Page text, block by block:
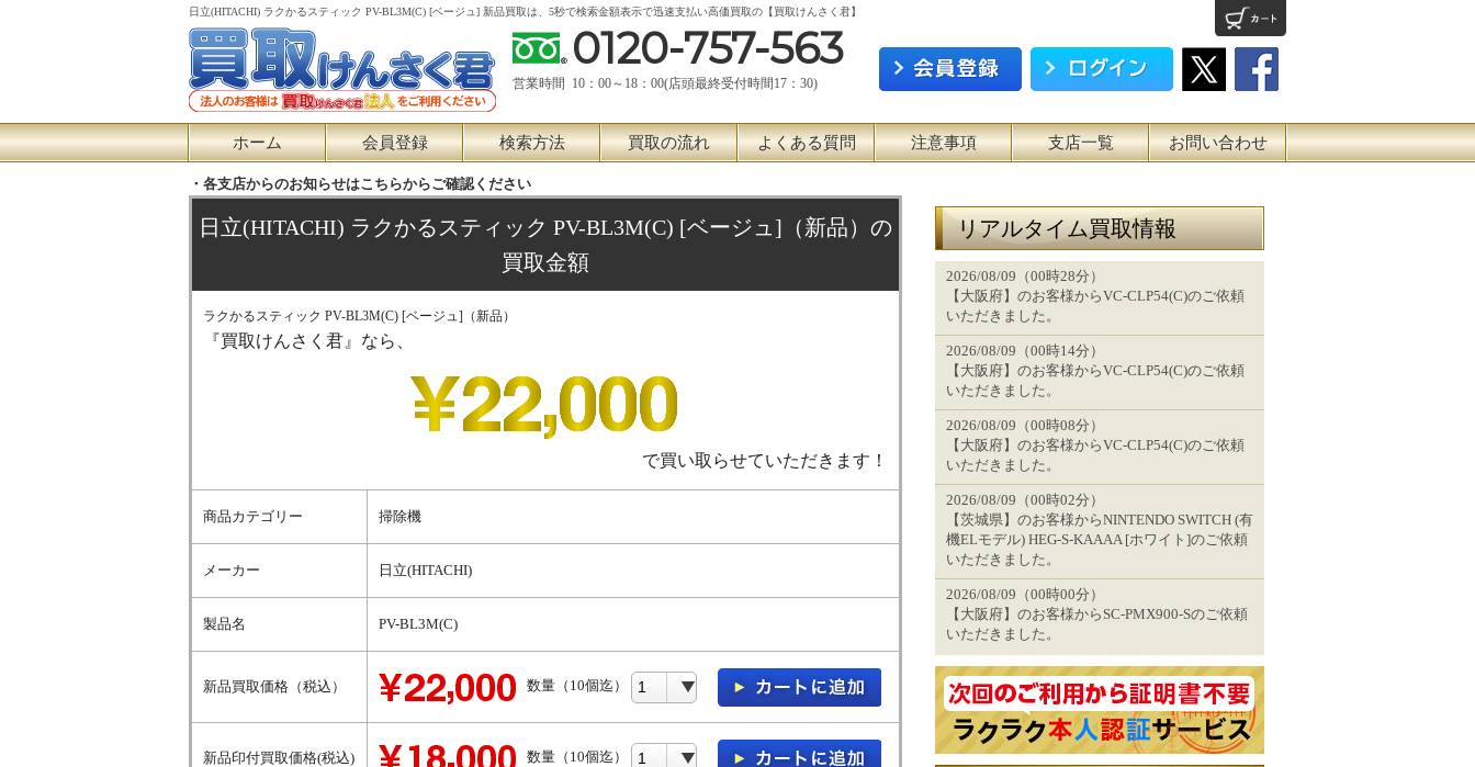
日立(HITACHI) ラクかるスティック PV-BL3M(C) [ベージュ] 新品買取は、5秒で検索金額表示で迅速支払い高価買取の【買取けんさく君】
0120-757-563
営業時間 10：00～18：00(店頭最終受付時間17：30)
ホーム 会員登録 検索方法 買取の流れ よくある質問 注意事項 支店一覧 お問い合わせ
・各支店からのお知らせはこちらからご確認ください
日立(HITACHI) ラクかるスティック PV-BL3M(C) [ベージュ]（新品）の
買取金額
ラクかるスティック PV-BL3M(C) [ベージュ]（新品）
『買取けんさく君』なら、
で買い取らせていただきます！
商品カテゴリー 掃除機
メーカー 日立(HITACHI)
製品名 PV-BL3M(C)
新品買取価格（税込） 数量（10個迄）
新品印付買取価格(税込) 数量（10個迄）
リアルタイム買取情報
2026/08/09（00時28分）
【大阪府】のお客様からVC-CLP54(C)のご依頼
いただきました。
2026/08/09（00時14分）
【大阪府】のお客様からVC-CLP54(C)のご依頼
いただきました。
2026/08/09（00時08分）
【大阪府】のお客様からVC-CLP54(C)のご依頼
いただきました。
2026/08/09（00時02分）
【茨城県】のお客様からNINTENDO SWITCH (有
機ELモデル) HEG-S-KAAAA [ホワイト]のご依頼
いただきました。
2026/08/09（00時00分）
【大阪府】のお客様からSC-PMX900-Sのご依頼
いただきました。